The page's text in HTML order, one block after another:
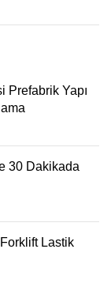
Prefabrik Yapı
30 Dakikada
Lastik